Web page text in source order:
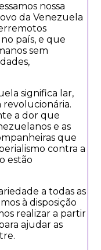
nossa
da Venezuela
país, e que
sem
significa lar,
revolucionária.
a dor que
e as
que
contra a
estão
a todas as
à disposição
realizar a partir
ajudar as